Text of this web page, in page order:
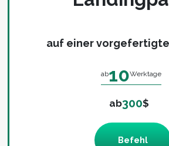
auf einer
ab10Werktage
ab300$
Befehl